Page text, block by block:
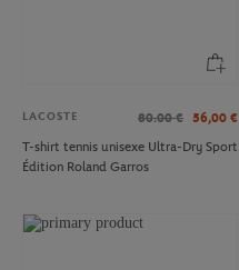
LACOSTE 80.00 € 56,00 €
T-shirt tennis unisexe Ultra-Dry Sport
Édition Roland Garros